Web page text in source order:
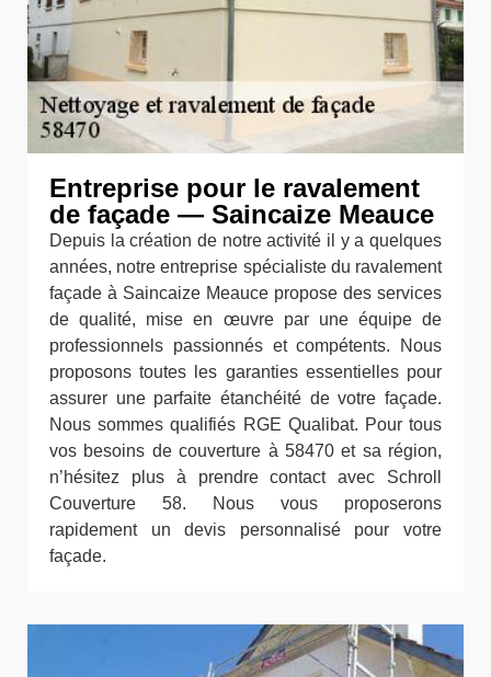
Entreprise pour le ravalement
de façade — Saincaize Meauce
Depuis la création de notre activité il y a quelques
années, notre entreprise spécialiste du ravalement
façade à Saincaize Meauce propose des services
de qualité, mise en œuvre par une équipe de
professionnels passionnés et compétents. Nous
proposons toutes les garanties essentielles pour
assurer une parfaite étanchéité de votre façade.
Nous sommes qualifiés RGE Qualibat. Pour tous
vos besoins de couverture à 58470 et sa région,
n’hésitez plus à prendre contact avec Schroll
Couverture 58. Nous vous proposerons
rapidement un devis personnalisé pour votre
façade.